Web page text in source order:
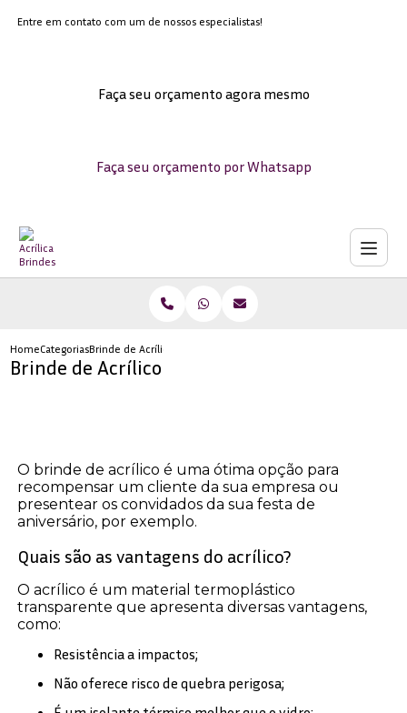
Entre em contato com um de nossos especialistas!
Faça seu orçamento agora mesmo
Faça seu orçamento por Whatsapp
HomeCategoriasBrinde de Acrílico
Brinde de Acrílico
O brinde de acrílico é uma ótima opção para
recompensar um cliente da sua empresa ou
presentear os convidados da sua festa de
aniversário, por exemplo.
Quais são as vantagens do acrílico?
O acrílico é um material termoplástico
transparente que apresenta diversas vantagens,
como:
Resistência a impactos;
Não oferece risco de quebra perigosa;